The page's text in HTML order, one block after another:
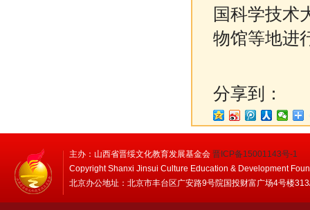
国科学技术
物馆等地进
分享到：
主办：山西省晋绥文化教育发展基金会 晋ICP备15001143号-1
Copyright Shanxi Jinsui Culture Education & Development
北京办公地址：北京市丰台区广安路9号院国投财富广场4号楼